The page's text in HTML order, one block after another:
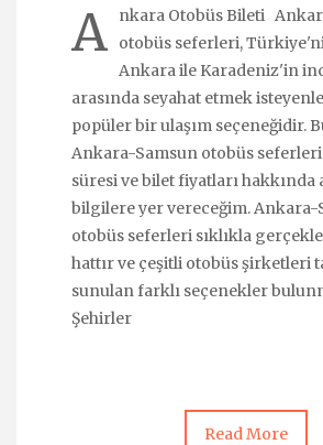
A
nkara Otobüs Bileti
otobüs seferleri,
Ankara ile Karadeniz'in
arasında seyahat etmek
popüler bir ulaşım seçeneğidir.
Ankara-Samsun otobüs
süresi ve bilet fiyatları hakkında
bilgilere yer vereceğim. Ankara-
otobüs seferleri sıklıkla
hattır ve çeşitli otobüs şirketleri
sunulan farklı seçenekler
Şehirler
Read More